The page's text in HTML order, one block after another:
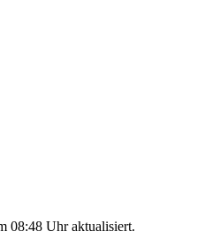
08:48 Uhr aktualisiert.